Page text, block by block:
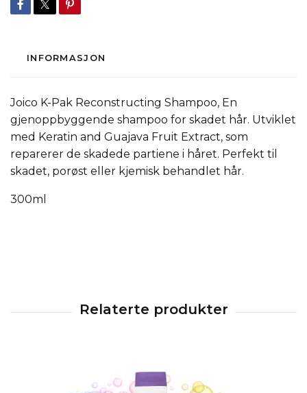
INFORMASJON
Joico K-Pak Reconstructing Shampoo, En
gjenoppbyggende shampoo for skadet hår. Utviklet
med Keratin and Guajava Fruit Extract, som
reparerer de skadede partiene i håret. Perfekt til
skadet, porøst eller kjemisk behandlet hår.
300ml